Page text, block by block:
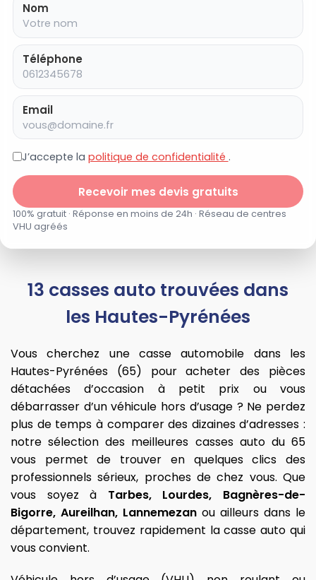
Nom
Téléphone
Email
J’accepte la politique de confidentialité .
Recevoir mes devis gratuits
100% gratuit · Réponse en moins de 24h · Réseau de centres
VHU agréés
13 casses auto trouvées dans
les Hautes-Pyrénées
Vous cherchez une casse automobile dans les
Hautes-Pyrénées (65) pour acheter des pièces
détachées d’occasion à petit prix ou vous
débarrasser d’un véhicule hors d’usage ? Ne perdez
plus de temps à comparer des dizaines d’adresses :
notre sélection des meilleures casses auto du 65
vous permet de trouver en quelques clics des
professionnels sérieux, proches de chez vous. Que
vous soyez à Tarbes, Lourdes, Bagnères-de-
Bigorre, Aureilhan, Lannemezan ou ailleurs dans le
département, trouvez rapidement la casse auto qui
vous convient.